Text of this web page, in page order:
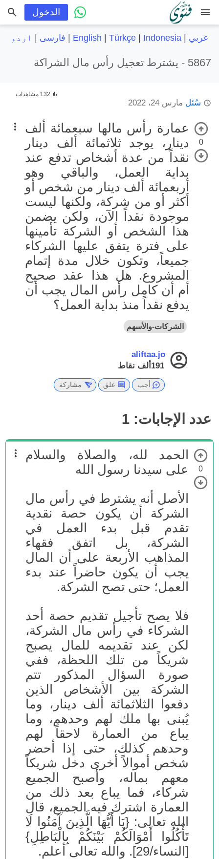
menu الدخول
عربي |
English Türkçe| Indonesia فارسی اردو
5867 - يشترط تعجيل رأس مال الشراكة
سُئل مارس 24، 2022
132 مشاهدات
0
عمارة رأس مالها سبعمائة ألف
دينار، يوجد ثلاثمائة ألف دينار
نقداً من عدة أشخاص تدفع عند
بداية العمل، والباقي وهو
أربعمائة ألف دينار من شخص أو
أكثر أو من شركة، ولكنها ليست
موجودة نقداً الآن، ولكن يضمن
هذا الشخص أو الشركة تأمينها
على فترة يتفق عليها الشركاء
جميعاً، وتكون خلال مدة إتمام
المشروع. هل هذا عقد صحيح
أم أن كامل رأس المال يجب أن
يدفع نقداً منذ بداية العمل؟
الشركات-والأسهم
aliftaa.jo
191ألف
نقاط
أجب علق مشاركة
عدد الإجابات: 1
0
الحمد لله، والصلاة والسلام
على سيدنا رسول الله
الأصل أنه يشترط في رأس مال
الشركة أن يكون حصة نقدية
تقدم قبل بدء العمل في
الشركة، بل اتفق فقهاء
المذاهب الأربعة على أن المال
يجب أن يكون حاضراً عند بدء
العمل؛ حتى تصح الشركة.
فلا يصح تأجيل تقديم حصة أحد
الشركاء في رأس مال الشركة،
لكن عند تقديمه للمال يصبح
شريكاً من تلك اللحظة، ففي
صورة السؤال المذكور تتم
الشركة بين الأشخاص الذين
دفعوا الثلاثمائة ألف دينار، وما
يُبنى بها ملك لهم وحدهم، وما
يباع من العمارة لاحقاً لهم
وحدهم كذلك، حتى إذا أحضر
شخص أموالاً أخرى دخل شريكاً
معهم بماله، وأصبح الجميع
شركاء، فما يباع بعد ذلك من
العمارة اشترك فيه الجميع، قال
الله تعالى: {يَا أَيُّهَا الَّذِينَ آمَنُوا لَا
تَأْكُلُوا أَمْوَالَكُمْ بَيْنَكُمْ بِالْبَاطِلِ}
[النساء/29]. والله تعالى أعلم.